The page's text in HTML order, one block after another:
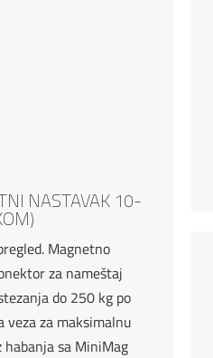
NASTAVAK 10-
Magnetno
za nameštaj
do 250 kg po
za maksimalnu
sa MiniMag